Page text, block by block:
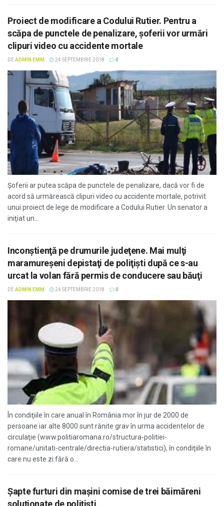
Proiect de modificare a Codului Rutier. Pentru a
scăpa de punctele de penalizare, şoferii vor urmări
clipuri video cu accidente mortale
DEADMIN EMM 24 SEPTEMBRIE 2018 0
Şoferii ar putea scăpa de punctele de penalizare, dacă vor fi de
acord să urmărească clipuri video cu accidente mortale, potrivit
unui proiect de lege de modificare a Codului Rutier. Un senator a
iniţiat un...
Inconştienţă pe drumurile judeţene. Mai mulţi
maramureşeni depistaţi de poliţişti după ce s-au
urcat la volan fără permis de conducere sau băuţi
DEADMIN EMM 24 SEPTEMBRIE 2018 0
În condiţiile în care anual în România mor în jur de 2000 de
persoane iar alte 8000 sunt rănite grav în urma accidentelor de
circulaţie (www.politiaromana.ro/structura-politiei-
romane/unitati-centrale/directia-rutiera/statistici), în condiţiile în
care nu este zi fără o...
Şapte furturi din maşini comise de trei băimăreni
soluţionate de poliţişti